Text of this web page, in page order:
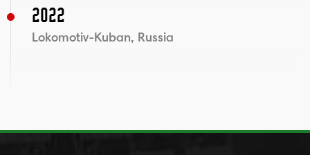
2022
Lokomotiv-Kuban, Russia